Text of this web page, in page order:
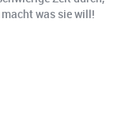
was sie will!